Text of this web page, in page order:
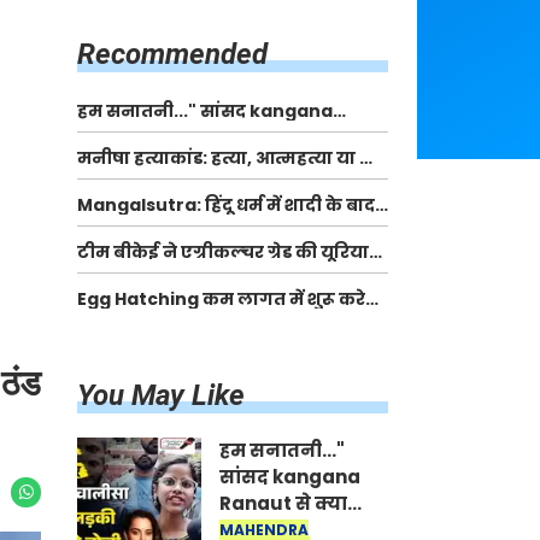
Recommended
हम सनातनी..." सांसद kangana
Ranaut से क्या बोली लड़की? Viral
Jantar-Mantar | CJP protest
मनीषा हत्याकांड: हत्या, आत्महत्या या कोई बड़ा राज?
| Full Story | Josh Haryana
Mangalsutra: हिंदू धर्म में शादी के बाद
मंगलसूत्र क्यों पहनती है महिलाएं, किसने
शुरु की ये परंपरा
टीम बीकेई ने एग्रीकल्चर ग्रेड की यूरिया
खाद गट्टों में बदलकर टेक्निकल ग्रेड में
बेचने वालों पर करवाई कार्रवाई:
Egg Hatching कम लागत में शुरू करे
You May Like
हम सनातनी..."
सांसद kangana
Ranaut से क्या
बोली लड़की? Viral
MAHENDRA